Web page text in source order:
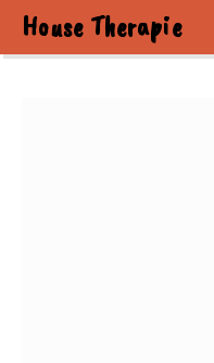
House Therapie